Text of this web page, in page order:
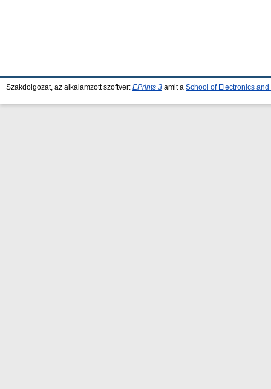
Szakdolgozat, az alkalamzott szoftver: EPrints 3 amit a School of Electronics